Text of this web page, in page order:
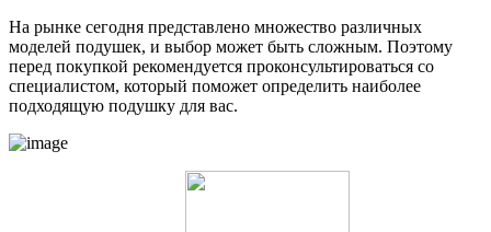
На рынке сегодня представлено множество различных
моделей подушек, и выбор может быть сложным. Поэтому
перед покупкой рекомендуется проконсультироваться со
специалистом, который поможет определить наиболее
подходящую подушку для вас.